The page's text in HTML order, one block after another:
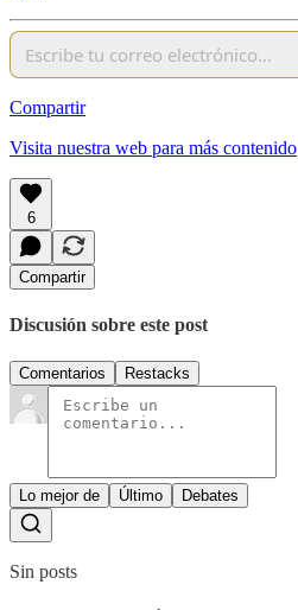
Compartir
Visita nuestra web para más contenido
6
Compartir
Discusión sobre este post
Comentarios Restacks
Lo mejor de Último Debates
Sin posts